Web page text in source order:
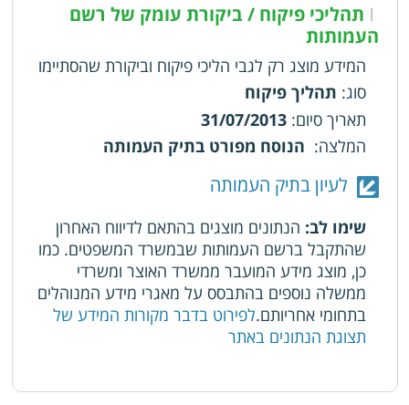
| תהליכי פיקוח / ביקורת עומק של רשם
העמותות
המידע מוצג רק לגבי הליכי פיקוח וביקורת שהסתיימו
סוג: תהליך פיקוח
תאריך סיום:
31/07/2013
המלצה: הנוסח מפורט בתיק העמותה
לעיון בתיק העמותה
שימו לב: הנתונים מוצגים בהתאם לדיווח האחרון
שהתקבל ברשם העמותות שבמשרד המשפטים. כמו
כן, מוצג מידע המועבר ממשרד האוצר ומשרדי
ממשלה נוספים בהתבסס על מאגרי מידע המנוהלים
בתחומי אחריותם.לפירוט בדבר מקורות המידע של
תצוגת הנתונים באתר